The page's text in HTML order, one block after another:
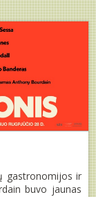
gastronomijos ir
buvo jaunas